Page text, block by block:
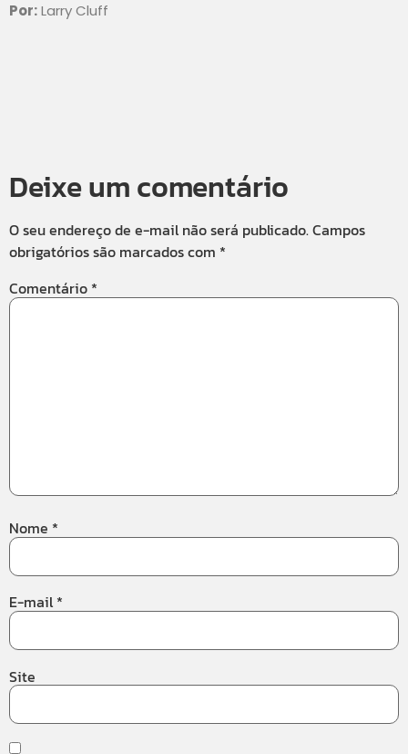
Por:Larry Cluff
Deixe um comentário
O seu endereço de e-mail não será publicado.Campos
obrigatórios são marcados com *
Comentário *
Nome *
E-mail *
Site